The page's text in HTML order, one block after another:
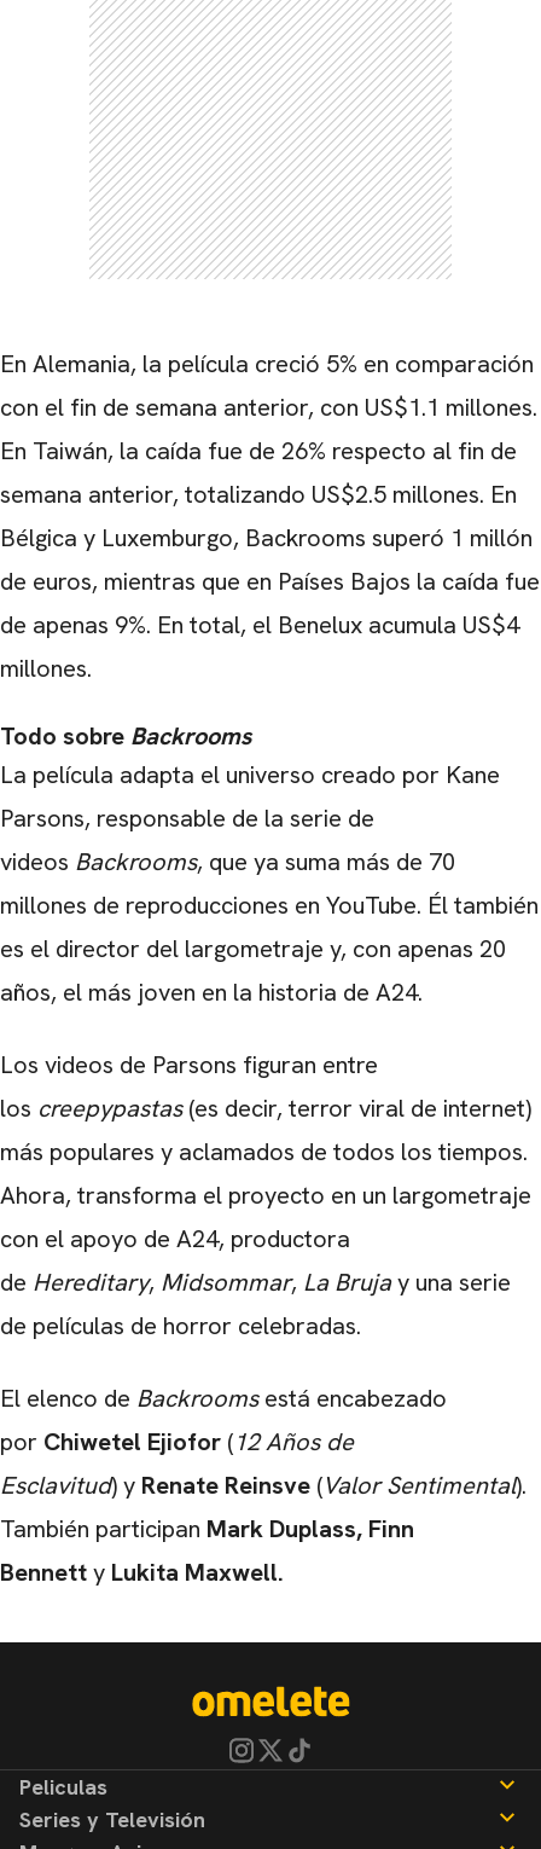
En Alemania, la película creció 5% en comparación
con el fin de semana anterior, con US$1.1 millones.
En Taiwán, la caída fue de 26% respecto al fin de
semana anterior, totalizando US$2.5 millones. En
Bélgica y Luxemburgo, Backrooms superó 1 millón
de euros, mientras que en Países Bajos la caída fue
de apenas 9%. En total, el Benelux acumula US$4
millones.
Todo sobre Backrooms
La película adapta el universo creado por Kane
Parsons, responsable de la serie de
videos Backrooms, que ya suma más de 70
millones de reproducciones en YouTube. Él también
es el director del largometraje y, con apenas 20
años, el más joven en la historia de A24.
Los videos de Parsons figuran entre
los creepypastas(es decir, terror viral de internet)
más populares y aclamados de todos los tiempos.
Ahora, transforma el proyecto en un largometraje
con el apoyo de A24, productora
de Hereditary, Midsommar, La Brujay una serie
de películas de horror celebradas.
El elenco de Backroomsestá encabezado
por Chiwetel Ejiofor (12 Años de
Esclavitud) y Renate Reinsve (Valor Sentimental).
También participan Mark Duplass, Finn
Bennetty Lukita Maxwell.
CARREGANDO PUBLICIDADE
Peliculas
Noticias
Series y Televisión